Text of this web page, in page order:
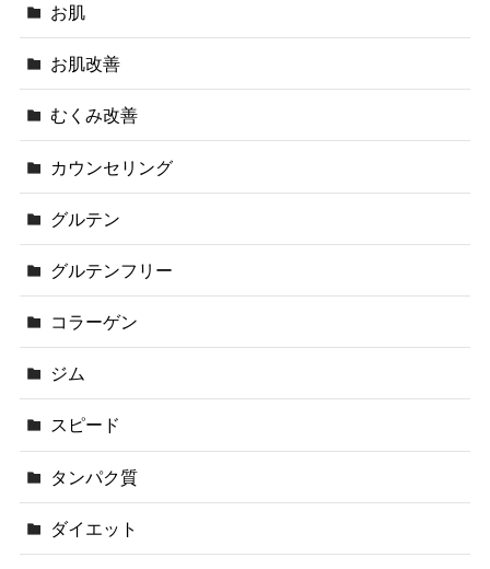
お肌
お肌改善
むくみ改善
カウンセリング
グルテン
グルテンフリー
コラーゲン
ジム
スピード
タンパク質
ダイエット